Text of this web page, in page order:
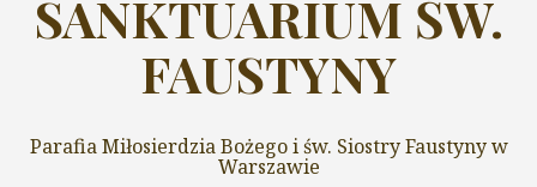
SANKTUARIUM ŚW.
FAUSTYNY
Parafia Miłosierdzia Bożego i św. Siostry Faustyny w
Warszawie